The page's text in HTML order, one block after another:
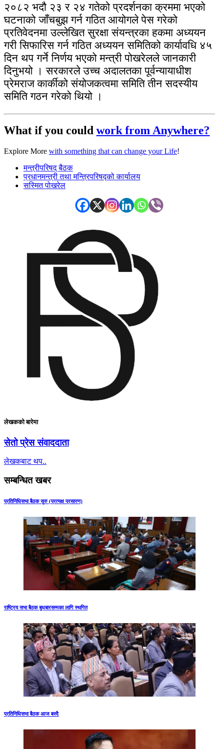
२०८२ भदौ २३ र २४ गतेको प्रदर्शनका क्रममा भएको
घटनाको जाँचबुझ गर्न गठित आयोगले पेस गरेको
प्रतिवेदनमा उल्लेखित सुरक्षा संयन्त्रका हकमा अध्ययन
गरी सिफारिस गर्न गठित अध्ययन समितिको कार्यावधि ४५
दिन थप गर्ने निर्णय भएको मन्त्री पोखरेलले जानकारी
दिनुभयो । सरकारले उच्च अदालतका पूर्वन्यायाधीश
प्रेमराज कार्कीको संयोजकत्वमा समिति तीन सदस्यीय
समिति गठन गरेको थियो ।
What if you could work from Anywhere?
Explore More with something that can change your Life!
मन्त्रीपरिषद् बैठक
प्रधानमन्त्री तथा मन्त्रिपरिषद्को कार्यालय
सस्मित पोखरेल
लेखकको बारेमा
सेतो प्रेस संवाददाता
लेखकबाट थप..
सम्बन्धित खबर
प्रतिनिधिसभा बैठक सुरु (प्रत्यक्ष प्रसारण)
राष्ट्रिय सभा बैठक बुधबारसम्मका लागि स्थगित
प्रतिनिधिसभा बैठक आज बस्दै